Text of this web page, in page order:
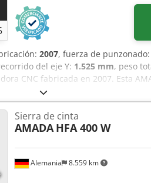
2007, fuerza de punzonado:
del eje Y: 1.525 mm, peso
CNC fabricada en 2007. Esta
carrera de 2500 mm en el eje X y
material de 4,5 mm y una
punzonado de alta calidad,
en contacto con nosotros para
2500 mm/1525 mm • Recorrido X/Y
4,5 mm • Carga máxima de la
de los ejes: 128 m/min
de la torreta: 45;
Alemania 8.559 km
Sierra de cinta
AMADA HFA 400 W